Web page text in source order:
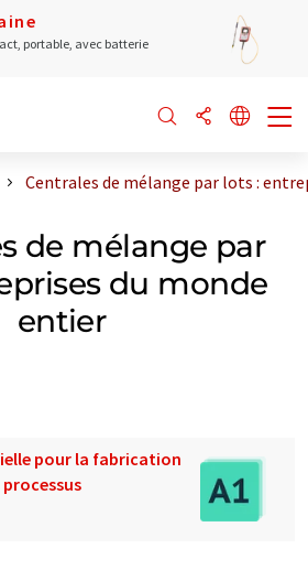
portable, avec batterie
Centrales de mélange par lots :
de mélange par
du monde
entier
pour la fabrication